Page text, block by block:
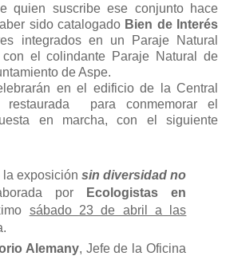
quien suscribe ese conjunto hace
sido catalogado Bien de Interés
integrados en un Paraje Natural
con el colindante Paraje Natural de
de Aspe.
en el edificio de la Central
restaurada para conmemorar el
en marcha, con el siguiente
la exposiciónsin diversidad no
por Ecologistas en
sábado 23 de abril a las
Alemany, Jefe de la Oficina